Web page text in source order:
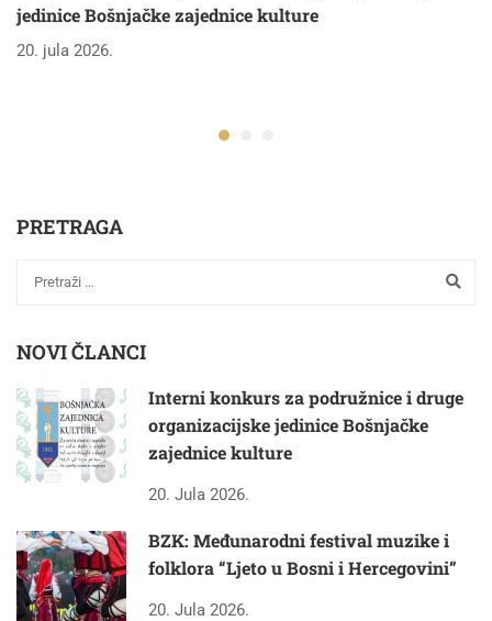
jedinice Bošnjačke zajednice kulture
20. jula 2026.
PRETRAGA
NOVI ČLANCI
Interni konkurs za podružnice i druge
organizacijske jedinice Bošnjačke
zajednice kulture
20. Jula 2026.
BZK: Međunarodni festival muzike i
folklora “Ljeto u Bosni i Hercegovini”
20. Jula 2026.